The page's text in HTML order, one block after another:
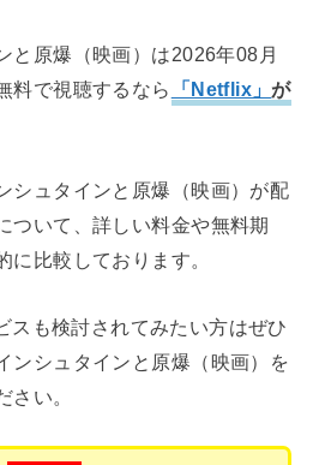
と原爆（映画）は2026年08月
料で視聴するなら
「Netflix」が
シュタインと原爆（映画）が配
ついて、詳しい料金や無料期
に比較しております。
スも検討されてみたい方はぜひ
ンシュタインと原爆（映画）を
さい。